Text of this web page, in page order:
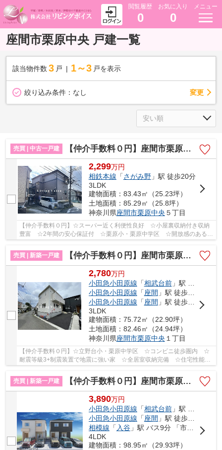
閲覧履歴
0
お気に入り
0
メニュー
座間市栗原中央 戸建一覧
該当物件数 3 戸 1～3 戸を表示
絞り込み条件： なし 変更
売買 | 中古一戸建 【仲介手数料０円】座間市栗原中央5丁目 中古一戸建て
2,299万円
相鉄本線 「さがみ野」駅 徒歩20分
3LDK
建物面積：83.43㎡（25.23坪）
土地面積：85.29㎡（25.8坪）
神奈川県座間市栗原中央 ５丁目
【仲介手数料０円】☆スーパー近く利便性良好 ☆小屋裏収納付き収納
豊富 ☆2年間の安心保証付 ☆栗原小・栗原中学区 ☆開放感のある角
売買 | 新築一戸建
【仲介手数料０円】座間市栗原中央第41 新築一戸建て
2,780万円
小田急小田原線 「相武台前」駅 徒歩25分
小田急小田原線 「座間 」駅 徒歩23分
小田急小田原線 「座間 」駅 徒歩23分
3LDK
建物面積：75.72㎡（22.90坪）
土地面積：82.46㎡（24.94坪）
神奈川県座間市栗原中央 １丁目
【仲介手数料０円】☆立野台小・栗原中学区 ☆コンビニ徒歩圏内 ☆
耐震等級3+制震装置で地震に強い家 ☆全居室収納完備 ☆住宅性能評
売買 | 新築一戸建
【仲介手数料０円】座間市栗原中央1丁目2期 新築一戸建て 全2棟
3,890万円
小田急小田原線 「相武台前」駅 バス4分 「バス停」 停歩6分
小田急小田原線 「座間 」駅 徒歩23分
相模線 「 入谷」駅 バス9分 「市営住宅前（座間市）」 停歩11分
4LDK
建物面積：98.95㎡（29.93坪）